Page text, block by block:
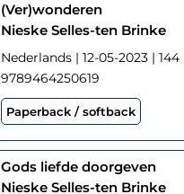
(Ver)wonderen
Nieske Selles-ten Brinke
Nederlands | 12-05-2023 |
9789464250619
Paperback / softback
Gods liefde doorgeven
Nieske Selles-ten Brinke